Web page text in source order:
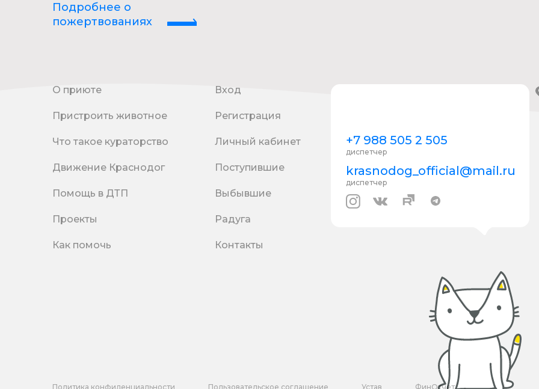
Подробнее о
пожертвованиях
О приюте
Пристроить животное
Что такое кураторство
Движение Краснодог
Помощь в ДТП
Проекты
Как помочь
Вход
Регистрация
Личный кабинет
Поступившие
Выбывшие
Радуга
Контакты
+7 988 505 2 505
диспетчер
krasnodog_official@mail.ru
диспетчер
Политика конфиденциальности Пользовательское соглашение Устав ФинОтчет